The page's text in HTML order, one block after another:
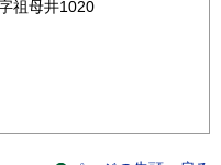
祖母井1020